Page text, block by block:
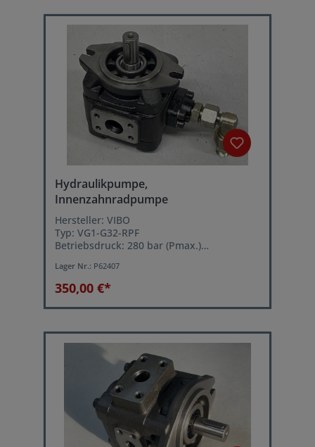
Hydraulikpumpe,
Innenzahnradpumpe
Hersteller: VIBO
Typ: VG1-G32-RPF
Betriebsdruck: 280 bar (Pmax.)
U/min.
Lager Nr.: P62407
350,00 €*